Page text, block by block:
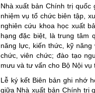
Nhà xuất bản Chính trị
nhiệm vụ tổ chức biên tập,
nghiên cứu khoa học xuất
hạng đặc biệt, là trung tâm
năng lực, kiến thức, kỹ
chức, viên chức; đào tạo
mưu và tư vấn cho Bộ Nội
Lễ ký kết Biên bản ghi nhớ
giữa Nhà xuất bản Chính trị